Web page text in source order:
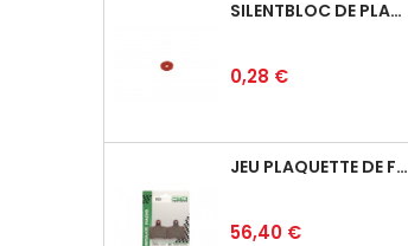
SILENTBLOC DE PLANCHER
Prix
0,28 €
JEU PLAQUETTE DE FREIN ARRIÈRE BSD
Prix
56,40 €